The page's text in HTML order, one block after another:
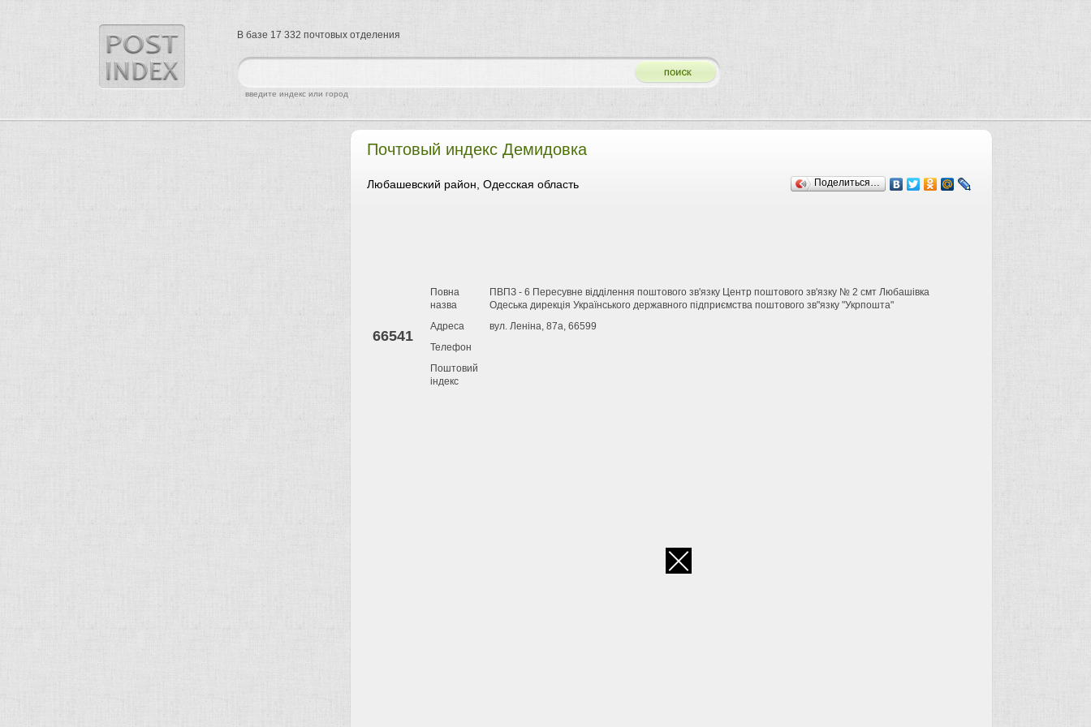
Почтовый индекс Демидовка
Поделиться…
Любашевский район, Одесская область
66541
Повна
назва
ПВПЗ - 6 Пересувне відділення поштового зв'язку Центр поштового зв'язку № 2 смт Любашівка
Одеська дирекція Українського державного підприємства поштового зв"язку "Укрпошта"
Адреса
вул. Леніна, 87а, 66599
Телефон
Поштовий
індекс
найти
введите индекс или город
В базе 17 332 почтовых отделения